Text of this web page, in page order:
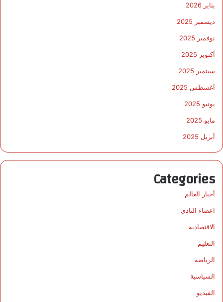
يناير 2026
ديسمبر 2025
نوفمبر 2025
أكتوبر 2025
سبتمبر 2025
أغسطس 2025
يونيو 2025
مايو 2025
أبريل 2025
Categories
أخبار العالم
اعضاء النادي
الاقتصادية
التعليم
الرياضة
السياسية
الفيديو